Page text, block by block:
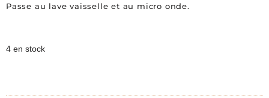
Passe au lave vaisselle et au micro onde.
4 en stock